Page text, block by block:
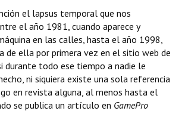
el lapsus temporal que nos
el año 1981, cuando aparece y
en las calles, hasta el año 1998,
de ella por primera vez en el sitio web de
durante todo ese tiempo a nadie le
ni siquiera existe una sola referencia
en revista alguna, al menos hasta el
se publica un artículo en GamePro